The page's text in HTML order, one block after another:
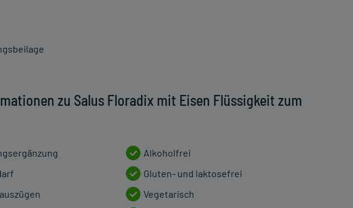
zu Salus Floradix mit Eisen Flüssigkeit zum
Alkoholfrei
Gluten- und laktosefrei
Vegetarisch